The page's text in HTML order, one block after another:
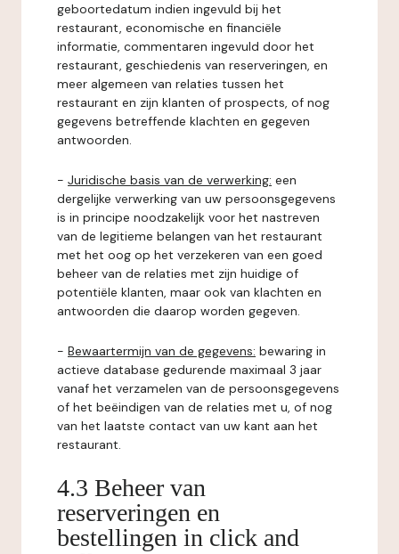
geboortedatum indien ingevuld bij het
restaurant, economische en financiële
informatie, commentaren ingevuld door het
restaurant, geschiedenis van reserveringen, en
meer algemeen van relaties tussen het
restaurant en zijn klanten of prospects, of nog
gegevens betreffende klachten en gegeven
antwoorden.
- Juridische basis van de verwerking: een
dergelijke verwerking van uw persoonsgegevens
is in principe noodzakelijk voor het nastreven
van de legitieme belangen van het restaurant
met het oog op het verzekeren van een goed
beheer van de relaties met zijn huidige of
potentiële klanten, maar ook van klachten en
antwoorden die daarop worden gegeven.
- Bewaartermijn van de gegevens: bewaring in
actieve database gedurende maximaal 3 jaar
vanaf het verzamelen van de persoonsgegevens
of het beëindigen van de relaties met u, of nog
van het laatste contact van uw kant aan het
restaurant.
4.3 Beheer van
reserveringen en
bestellingen in click and